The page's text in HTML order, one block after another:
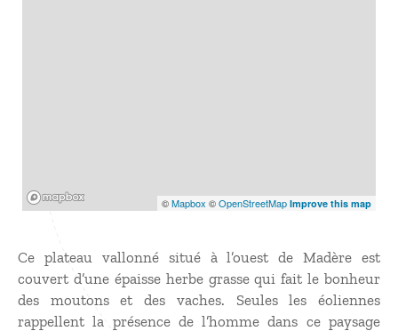
©Mapbox ©OpenStreetMap Improve this map
Ce plateau vallonné situé à l’ouest de Madère est
couvert d’une épaisse herbe grasse qui fait le bonheur
des moutons et des vaches. Seules les éoliennes
rappellent la présence de l’homme dans ce paysage